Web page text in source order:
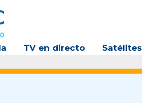
TV en directo Satélites